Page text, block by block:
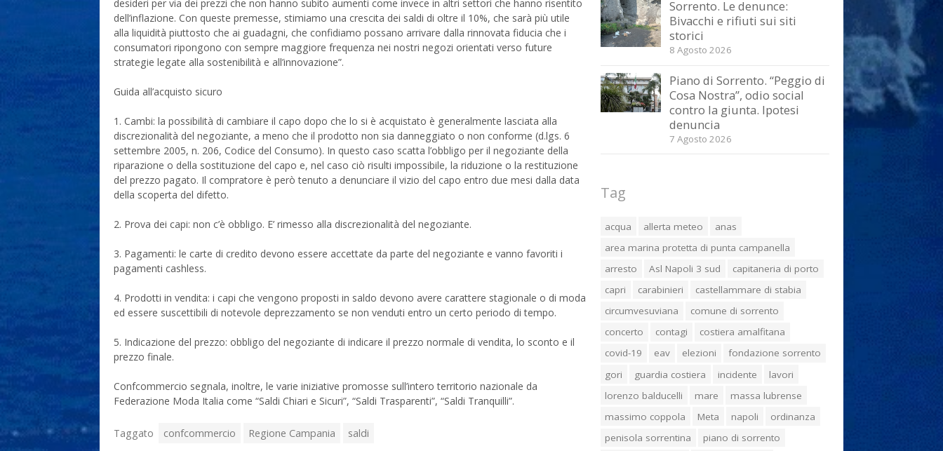
desideri per via dei prezzi che non hanno subito aumenti come invece in altri settori che hanno risentito
dell’inflazione. Con queste premesse, stimiamo una crescita dei saldi di oltre il 10%, che sarà più utile
alla liquidità piuttosto che ai guadagni, che confidiamo possano arrivare dalla rinnovata fiducia che i
consumatori ripongono con sempre maggiore frequenza nei nostri negozi orientati verso future
strategie legate alla sostenibilità e all’innovazione”.
Guida all’acquisto sicuro
1. Cambi: la possibilità di cambiare il capo dopo che lo si è acquistato è generalmente lasciata alla
discrezionalità del negoziante, a meno che il prodotto non sia danneggiato o non conforme (d.lgs. 6
settembre 2005, n. 206, Codice del Consumo). In questo caso scatta l’obbligo per il negoziante della
riparazione o della sostituzione del capo e, nel caso ciò risulti impossibile, la riduzione o la restituzione
del prezzo pagato. Il compratore è però tenuto a denunciare il vizio del capo entro due mesi dalla data
della scoperta del difetto.
2. Prova dei capi: non c’è obbligo. E’ rimesso alla discrezionalità del negoziante.
3. Pagamenti: le carte di credito devono essere accettate da parte del negoziante e vanno favoriti i
pagamenti cashless.
4. Prodotti in vendita: i capi che vengono proposti in saldo devono avere carattere stagionale o di moda
ed essere suscettibili di notevole deprezzamento se non venduti entro un certo periodo di tempo.
5. Indicazione del prezzo: obbligo del negoziante di indicare il prezzo normale di vendita, lo sconto e il
prezzo finale.
Confcommercio segnala, inoltre, le varie iniziative promosse sull’intero territorio nazionale da
Federazione Moda Italia come “Saldi Chiari e Sicuri”, “Saldi Trasparenti”, “Saldi Tranquilli”.
Taggato confcommercio Regione Campania saldi
Sorrento. Le denunce:
Bivacchi e rifiuti sui siti
storici
8 Agosto 2026
Piano di Sorrento. “Peggio di
Cosa Nostra”, odio social
contro la giunta. Ipotesi
denuncia
7 Agosto 2026
Tag
acqua allerta meteo
anas
area marina protetta di punta campanella
arresto
Asl Napoli 3 sud
capitaneria di porto
capri
carabinieri
castellammare di stabia
circumvesuviana
comune di sorrento
concerto
contagi
costiera amalfitana
covid-19
eav elezioni
fondazione sorrento
gori
guardia costiera incidente
lavori
lorenzo balducelli
mare
massa lubrense
massimo coppola
Meta napoli
ordinanza
penisola sorrentina
piano di sorrento